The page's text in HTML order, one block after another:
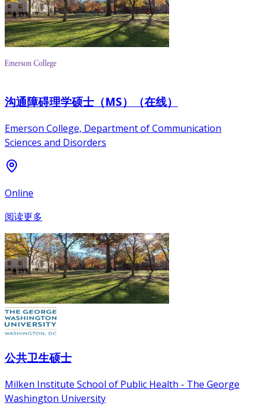
沟通障碍理学硕士（MS）（在线）
Emerson College, Department of Communication
Sciences and Disorders
Online
阅读更多
公共卫生硕士
Milken Institute School of Public Health - The George
Washington University